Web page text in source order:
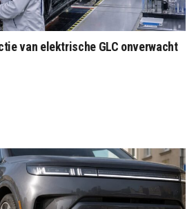
van elektrische GLC onverwacht